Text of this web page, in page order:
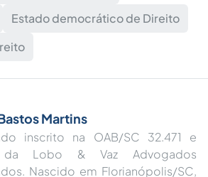
Estado democrático de Direito
Martins
inscrito na OAB/SC 32.471 e
Lobo & Vaz Advogados
Nascido em Florianópolis/SC,